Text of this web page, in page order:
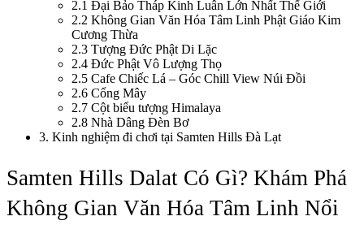
2.1 Đại Bảo Tháp Kinh Luân Lớn Nhất Thế Giới
2.2 Không Gian Văn Hóa Tâm Linh Phật Giáo Kim
Cương Thừa
2.3 Tượng Đức Phật Di Lặc
2.4 Đức Phật Vô Lượng Thọ
2.5 Cafe Chiếc Lá – Góc Chill View Núi Đồi
2.6 Cổng Mây
2.7 Cột biểu tượng Himalaya
2.8 Nhà Dâng Đèn Bơ
3. Kinh nghiệm đi chơi tại Samten Hills Đà Lạt
Samten Hills Dalat Có Gì? Khám Phá
Không Gian Văn Hóa Tâm Linh Nổi